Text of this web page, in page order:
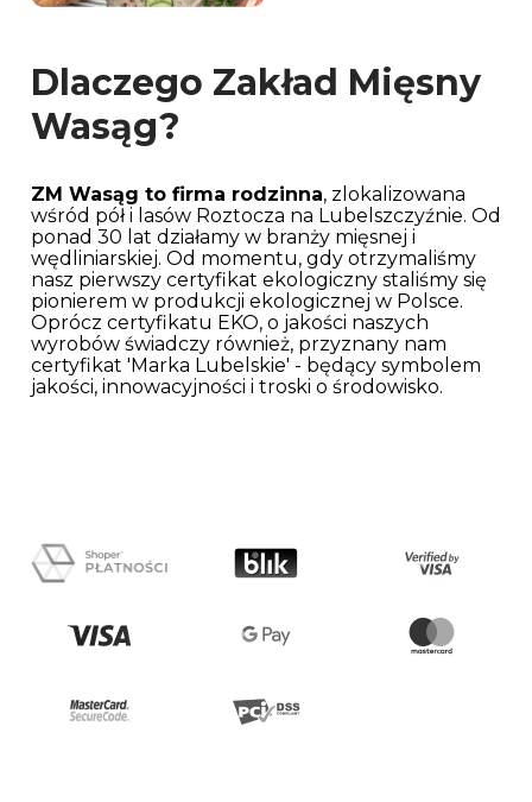
Dlaczego Zakład Mięsny
Wasąg?
ZM Wasąg to firma rodzinna, zlokalizowana
wśród pół i lasów Roztocza na Lubelszczyźnie. Od
ponad 30 lat działamy w branży mięsnej i
wędliniarskiej. Od momentu, gdy otrzymaliśmy
nasz pierwszy certyfikat ekologiczny staliśmy się
pionierem w produkcji ekologicznej w Polsce.
Oprócz certyfikatu EKO, o jakości naszych
wyrobów świadczy również, przyznany nam
certyfikat 'Marka Lubelskie' - będący symbolem
jakości, innowacyjności i troski o środowisko.